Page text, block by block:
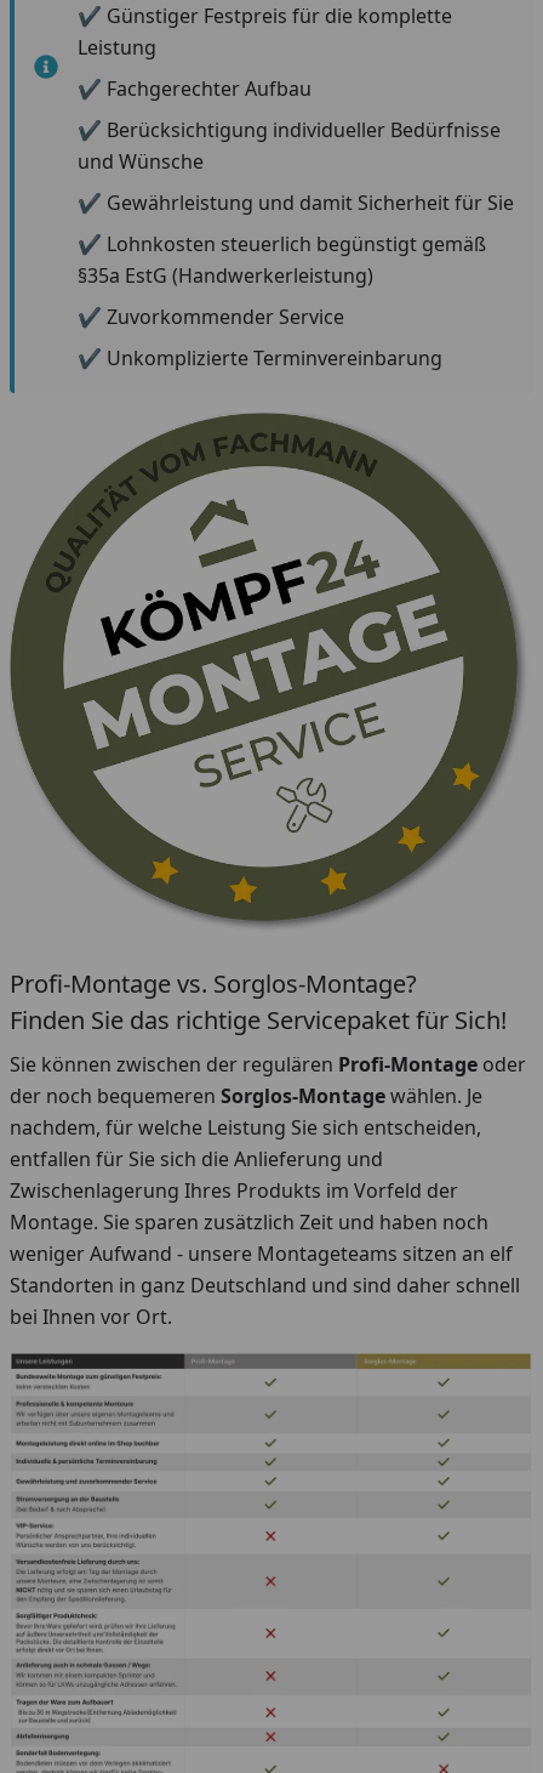
✔ Günstiger Festpreis für die komplette
Leistung
✔ Fachgerechter Aufbau
✔ Berücksichtigung individueller Bedürfnisse
und Wünsche
✔ Gewährleistung und damit Sicherheit für Sie
✔ Lohnkosten steuerlich begünstigt gemäß
§35a EstG (Handwerkerleistung)
✔ Zuvorkommender Service
✔ Unkomplizierte Terminvereinbarung
Profi-Montage vs. Sorglos-Montage?
Finden Sie das richtige Servicepaket für Sich!
Sie können zwischen der regulären Profi-Montage oder
der noch bequemeren Sorglos-Montagewählen. Je
nachdem, für welche Leistung Sie sich entscheiden,
entfallen für Sie sich die Anlieferung und
Zwischenlagerung Ihres Produkts im Vorfeld der
Montage. Sie sparen zusätzlich Zeit und haben noch
weniger Aufwand - unsere Montageteams sitzen an elf
Standorten in ganz Deutschland und sind daher schnell
bei Ihnen vor Ort.